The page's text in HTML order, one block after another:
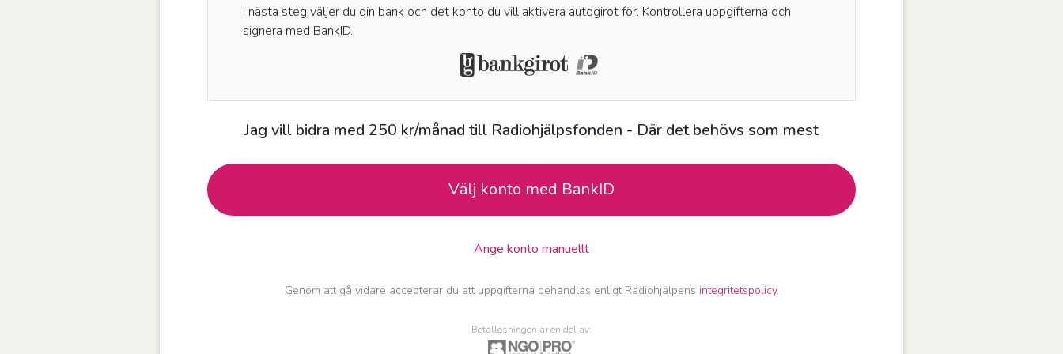
I nästa steg väljer du din bank och det konto du vill aktivera autogirot för. Kontrollera uppgifterna och
signera med BankID.
Jag vill bidra med 250 kr/månad till Radiohjälpsfonden - Där det behövs som mest
Välj konto med BankID
Ange konto manuellt
Genom att gå vidare accepterar du att uppgifterna behandlas enligt Radiohjälpens integritetspolicy.
Betallösningen är en del av: